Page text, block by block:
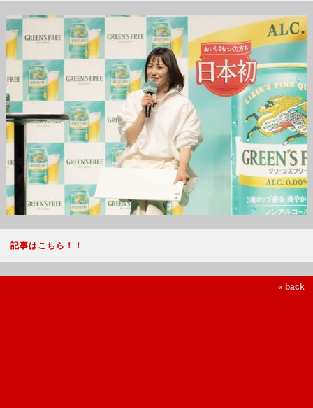
記事はこちら！！
« back